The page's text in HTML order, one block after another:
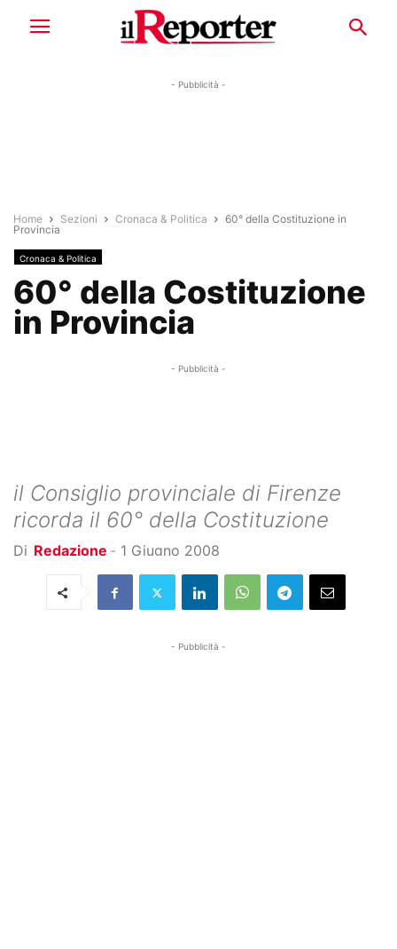
- Pubblicità -
Home Sezioni Cronaca & Politica
60° della Costituzione in
Provincia
Cronaca & Politica
60° della Costituzione
in Provincia
- Pubblicità -
il Consiglio provinciale di Firenze
ricorda il 60° della Costituzione
Di Redazione - 1 Giugno 2008
- Pubblicità -